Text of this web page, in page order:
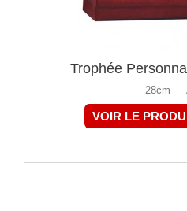
Trophée
28cm -
VOIR LE